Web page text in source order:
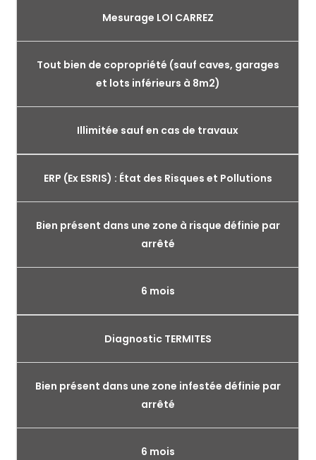
Mesurage LOI CARREZ
Tout bien de copropriété (sauf caves, garages
et lots inférieurs à 8m2)
Illimitée sauf en cas de travaux
ERP (Ex ESRIS) : État des Risques et Pollutions
Bien présent dans une zone à risque définie par
arrêté
6 mois
Diagnostic TERMITES
Bien présent dans une zone infestée définie par
arrêté
6 mois